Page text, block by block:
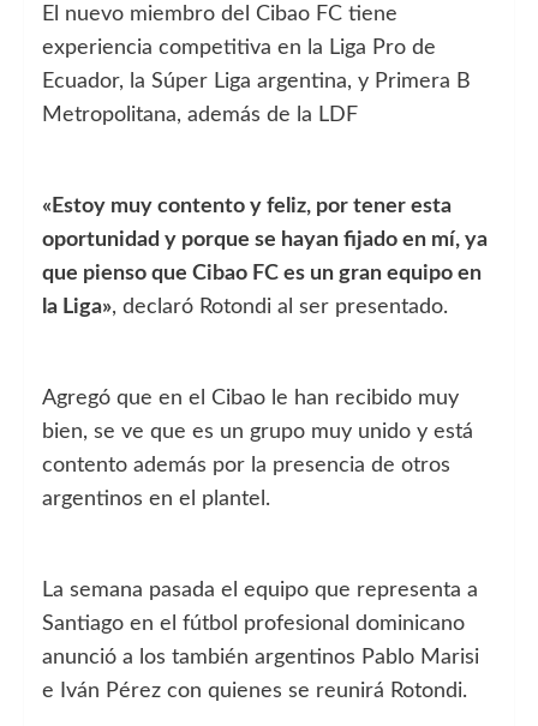
El nuevo miembro del Cibao FC tiene
experiencia competitiva en la Liga Pro de
Ecuador, la Súper Liga argentina, y Primera B
Metropolitana, además de la LDF
«Estoy muy contento y feliz, por tener esta
oportunidad y porque se hayan fijado en mí, ya
que pienso que Cibao FC es un gran equipo en
la Liga», declaró Rotondi al ser presentado.
Agregó que en el Cibao le han recibido muy
bien, se ve que es un grupo muy unido y está
contento además por la presencia de otros
argentinos en el plantel.
La semana pasada el equipo que representa a
Santiago en el fútbol profesional dominicano
anunció a los también argentinos Pablo Marisi
e Iván Pérez con quienes se reunirá Rotondi.